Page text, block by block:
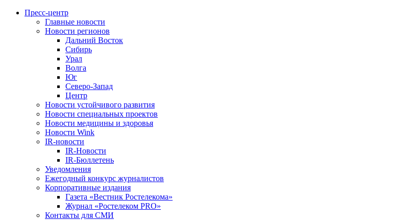
Пресс-центр
Главные новости
Новости регионов
Дальний Восток
Сибирь
Урал
Волга
Юг
Северо-Запад
Центр
Новости устойчивого развития
Новости специальных проектов
Новости медицины и здоровья
Новости Wink
IR-новости
IR-Новости
IR-Бюллетень
Уведомления
Ежегодный конкурс журналистов
Корпоративные издания
Газета «Вестник Ростелекома»
Журнал «Ростелеком PRO»
Контакты для СМИ